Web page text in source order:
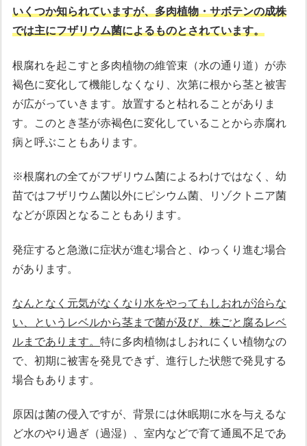
いくつか知られていますが、多肉植物・サボテンの成株
では主にフザリウム菌によるものとされています。
根腐れを起こすと多肉植物の維管束（水の通り道）が赤
褐色に変化して機能しなくなり、次第に根から茎と被害
が広がっていきます。放置すると枯れることがありま
す。このとき茎が赤褐色に変化していることから赤腐れ
病と呼ぶこともあります。
※根腐れの全てがフザリウム菌によるわけではなく、幼
苗ではフザリウム菌以外にピシウム菌、リゾクトニア菌
などが原因となることもあります。
発症すると急激に症状が進む場合と、ゆっくり進む場合
があります。
なんとなく元気がなくなり水をやってもしおれが治らな
い、というレベルから茎まで菌が及び、株ごと腐るレベ
ルまであります。特に多肉植物はしおれにくい植物なの
で、初期に被害を発見できず、進行した状態で発見する
場合もあります。
原因は菌の侵入ですが、背景には休眠期に水を与えるな
ど水のやり過ぎ（過湿）、室内などで育て通風不足であ